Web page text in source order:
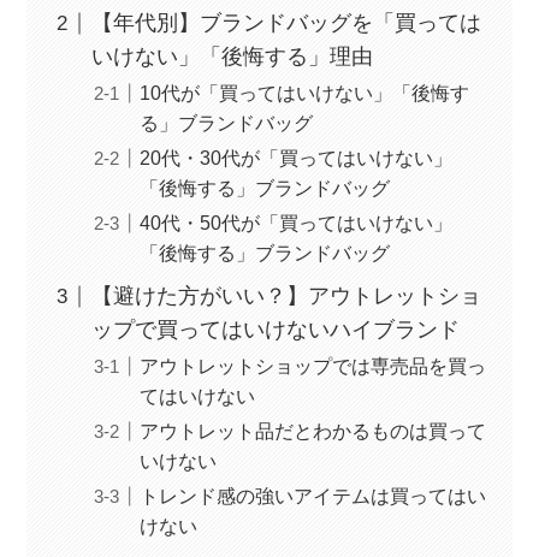
【年代別】ブランドバッグを「買っては
いけない」「後悔する」理由
10代が「買ってはいけない」「後悔す
る」ブランドバッグ
20代・30代が「買ってはいけない」
「後悔する」ブランドバッグ
40代・50代が「買ってはいけない」
「後悔する」ブランドバッグ
【避けた方がいい？】アウトレットショ
ップで買ってはいけないハイブランド
アウトレットショップでは専売品を買っ
てはいけない
アウトレット品だとわかるものは買って
いけない
トレンド感の強いアイテムは買ってはい
けない